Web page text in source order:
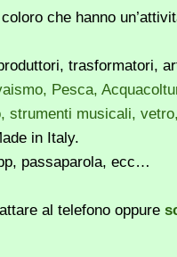
che hanno
trasformatori,
Pesca,
strumenti musicali,
in Italy.
passaparola, ecc…
al telefono oppure